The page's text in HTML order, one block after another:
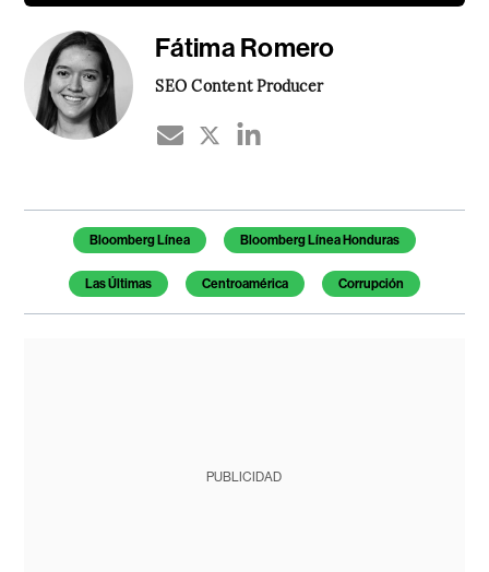
Fátima Romero
SEO Content Producer
Temas de este artículo
Bloomberg Línea Bloomberg Línea Honduras
Las Últimas Centroamérica Corrupción
PUBLICIDAD